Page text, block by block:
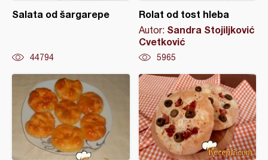
Salata od šargarepe
44794
Rolat od tost hleba
Autor: Sandra Stojiljković
Cvetković
5965